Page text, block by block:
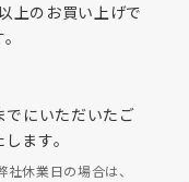
上のお買い上げで
でにいただいたご
ます。
休業日の場合は、